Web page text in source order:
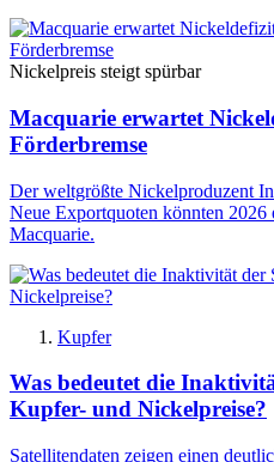
Nickelpreis steigt spürbar
Macquarie erwartet
Förderbremse
Der weltgrößte Nickelproduzent
Neue Exportquoten könnten
Macquarie.
Kupfer
Was bedeutet die
Kupfer- und Nickelpreise?
Satellitendaten zeigen einen